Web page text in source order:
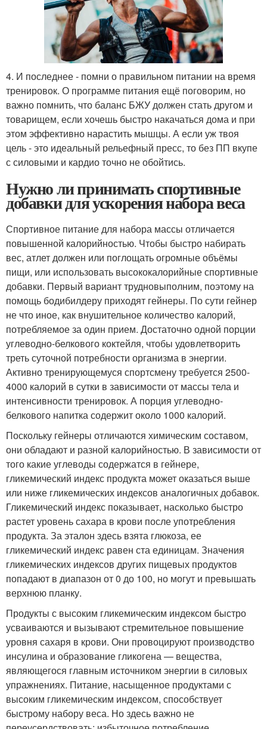
4. И последнее - помни о правильном питании на время
тренировок. О программе питания ещё поговорим, но
важно помнить, что баланс БЖУ должен стать другом и
товарищем, если хочешь быстро накачаться дома и при
этом эффективно нарастить мышцы. А если уж твоя
цель - это идеальный рельефный пресс, то без ПП вкупе
с силовыми и кардио точно не обойтись.
Нужно ли принимать спортивные
добавки для ускорения набора веса
Спортивное питание для набора массы отличается
повышенной калорийностью. Чтобы быстро набирать
вес, атлет должен или поглощать огромные объёмы
пищи, или использовать высококалорийные спортивные
добавки. Первый вариант трудновыполним, поэтому на
помощь бодибилдеру приходят гейнеры. По сути гейнер
не что иное, как внушительное количество калорий,
потребляемое за один прием. Достаточно одной порции
углеводно-белкового коктейля, чтобы удовлетворить
треть суточной потребности организма в энергии.
Активно тренирующемуся спортсмену требуется 2500-
4000 калорий в сутки в зависимости от массы тела и
интенсивности тренировок. А порция углеводно-
белкового напитка содержит около 1000 калорий.
Поскольку гейнеры отличаются химическим составом,
они обладают и разной калорийностью. В зависимости от
того какие углеводы содержатся в гейнере,
гликемический индекс продукта может оказаться выше
или ниже гликемических индексов аналогичных добавок.
Гликемический индекс показывает, насколько быстро
растет уровень сахара в крови после употребления
продукта. За эталон здесь взята глюкоза, ее
гликемический индекс равен ста единицам. Значения
гликемических индексов других пищевых продуктов
попадают в диапазон от 0 до 100, но могут и превышать
верхнюю планку.
Продукты с высоким гликемическим индексом быстро
усваиваются и вызывают стремительное повышение
уровня сахаря в крови. Они провоцируют производство
инсулина и образование гликогена — вещества,
являющегося главным источником энергии в силовых
упражнениях. Питание, насыщенное продуктами с
высоким гликемическим индексом, способствует
быстрому набору веса. Но здесь важно не